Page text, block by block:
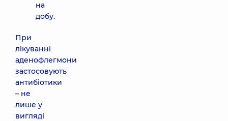
на
добу.
При
лікуванні
аденофлегмони
застосовують
антибіотики
– не
лише у
вигляді